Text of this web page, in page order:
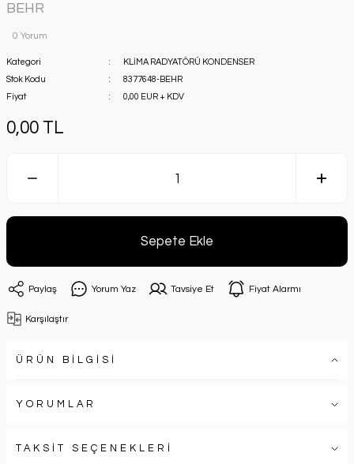
BEHR
0 Yorum
Kategori
KLİMA RADYATÖRÜ KONDENSER
Stok Kodu
8377648-BEHR
Fiyat
0,00 EUR + KDV
0,00 TL
Sepete Ekle
Paylaş Yorum Yaz Tavsiye Et Fiyat Alarmı
Karşılaştır
ÜRÜN BİLGİSİ
YORUMLAR
TAKSİT SEÇENEKLERİ